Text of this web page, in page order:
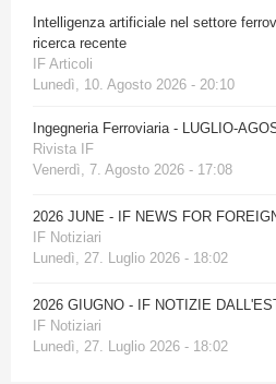
Intelligenza artificiale nel settore
ricerca recente
IF Articoli
Lunedì, 10. Agosto 2026 - 20:10
Ingegneria Ferroviaria - LUGLIO-
Rivista IF
Venerdì, 7. Agosto 2026 - 17:08
2026 JUNE - IF NEWS FOR
IF Notiziari
Lunedì, 27. Luglio 2026 - 18:02
2026 GIUGNO - IF NOTIZIE
IF Notiziari
Lunedì, 27. Luglio 2026 - 18:02